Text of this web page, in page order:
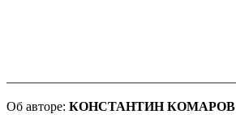
Об авторе: КОНСТАНТИН КОМАРОВ